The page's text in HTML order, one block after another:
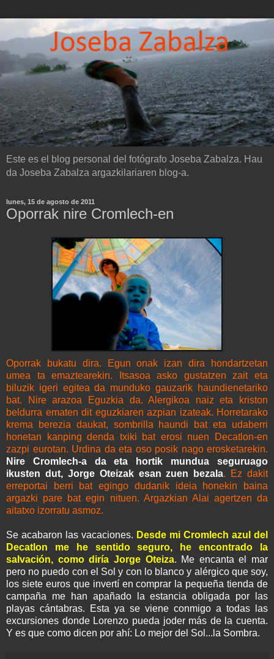
Este es el blog personal del fotógrafo Joseba Zabalza. Hau
da Joseba Zabalza argazkilariaren blog-a.
lunes, 15 de agosto de 2011
Oporrak nire Cromlech-en
Oporrak bukatu dira. Egun onak izan dira hondartzetan
umea ta emaztearekin. Itsasoa asko gustatzen zait eta
biluzik igeri egitea da munduko gauzarik haundienetariko
bat. Nire arazoa Eguzkia da. Alergikoa naiz eta kriston
beldurra ematen dit eguzkiaren azpian izateak. Horretarako
krema berezia daukat, sombrilla haundi bat eta udaberri
honetan kanping denda txiki bat erosi nuen Decatlon-en
zazpi eurotan. Urdina da eta oso posik nago erosketarekin.
Nire Cromlech-a da eta hortik mundua seguruago
ikusten dut, Jorge Oteizak esan zuen bezala. Ez dakit
erreportai berri bat egingo dudanik ideia honekin baina
argazki pare bat egin nituen. Argazkian Alai agertzen da
aitatxo izorratu asmoz.
Se acabaron las vacaciones. Desde mi Cromlech azul del
Decatlon me he sentido seguro, he encontrado la
salvación, como diría Jorge Oteiza. Me encanta el mar
pero no puedo con el Sol y con lo blanco y alérgico que soy,
los siete euros que invertí en comprar la pequeña tienda de
campaña me han apañado la estancia obligada por las
playas cántabras. Esta ya se viene conmigo a todas las
excursiones donde Lorenzo pueda joder más de la cuenta.
Y es que como dicen por ahí: Lo mejor del Sol...la Sombra.